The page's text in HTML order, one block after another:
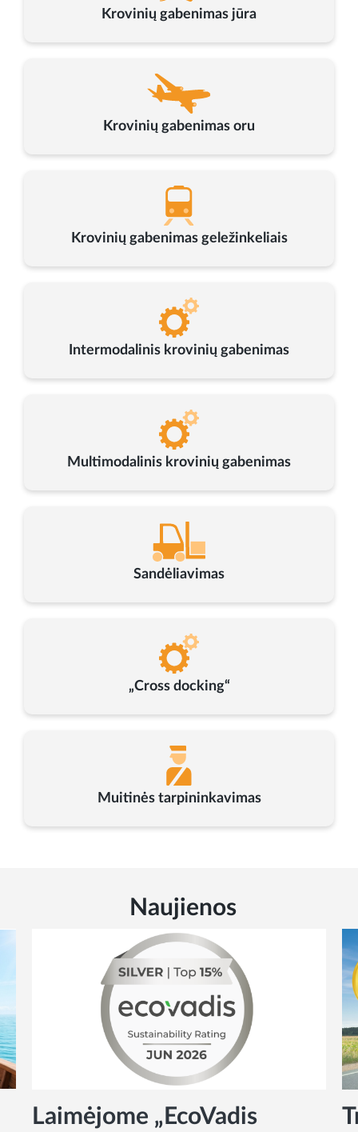
Krovinių gabenimas jūra
Krovinių gabenimas oru
Krovinių gabenimas geležinkeliais
Intermodalinis krovinių gabenimas
Multimodalinis krovinių gabenimas
Sandėliavimas
„Cross docking“
Muitinės tarpininkavimas
Naujienos
Laimėjome „EcoVadis